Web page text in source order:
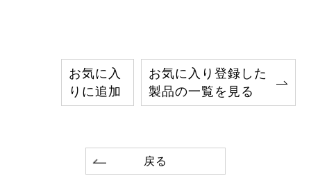
お気に入
りに追加
お気に入り登録した
製品の一覧を見る
戻る